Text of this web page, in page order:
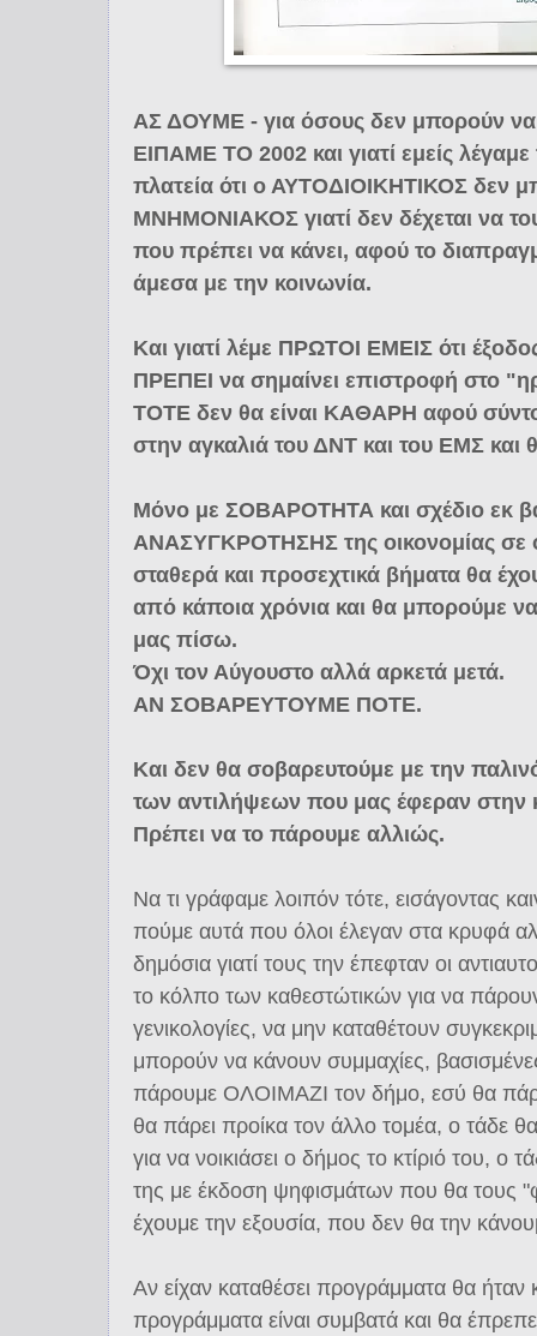
ΑΣ ΔΟΥΜΕ - για όσους δεν μπορούν
ΕΙΠΑΜΕ ΤΟ 2002 και γιατί εμείς
πλατεία ότι ο ΑΥΤΟΔΙΟΙΚΗΤΙΚΟΣ δεν
ΜΝΗΜΟΝΙΑΚΟΣ γιατί δεν δέχεται να
που πρέπει να κάνει, αφού το
άμεσα με την κοινωνία.
Και γιατί λέμε ΠΡΩΤΟΙ ΕΜΕΙΣ ότι
ΠΡΕΠΕΙ να σημαίνει επιστροφή στο
ΤΟΤΕ δεν θα είναι ΚΑΘΑΡΗ αφού
στην αγκαλιά του ΔΝΤ και του ΕΜΣ και
Μόνο με ΣΟΒΑΡΟΤΗΤΑ και σχέδιο εκ
ΑΝΑΣΥΓΚΡΟΤΗΣΗΣ της οικονομίας σε
σταθερά και προσεχτικά βήματα θα
από κάποια χρόνια και θα μπορούμε
μας πίσω.
Όχι τον Αύγουστο αλλά αρκετά μετά.
ΑΝ ΣΟΒΑΡΕΥΤΟΥΜΕ ΠΟΤΕ.
Και δεν θα σοβαρευτούμε με την
των αντιλήψεων που μας έφεραν
Πρέπει να το πάρουμε αλλιώς.
Να τι γράφαμε λοιπόν τότε, εισάγοντας
πούμε αυτά που όλοι έλεγαν στα κρυφά
δημόσια γιατί τους την έπεφταν οι
το κόλπο των καθεστώτικών για να
γενικολογίες, να μην καταθέτουν
μπορούν να κάνουν συμμαχίες,
πάρουμε ΟΛΟΙΜΑΖΙ τον δήμο, εσύ θα
θα πάρει προίκα τον άλλο τομέα, ο τάδε
για να νοικιάσει ο δήμος το κτίριό του, ο
της με έκδοση ψηφισμάτων που θα τους
έχουμε την εξουσία, που δεν θα την
Αν είχαν καταθέσει προγράμματα θα
προγράμματα είναι συμβατά και θα